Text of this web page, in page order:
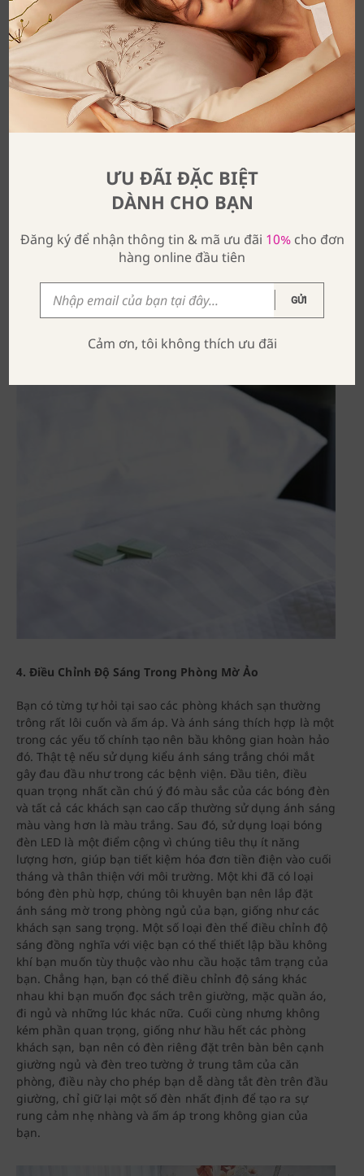
bạn đi ngủ, niềm bất ngờ nhỏ xinh này cho bạn những
giấc mơ ngọt ngào hơn.
4. Điều Chỉnh Độ Sáng Trong Phòng Mờ Ảo
Bạn có từng tự hỏi tại sao các phòng khách sạn thường
trông rất lôi cuốn và ấm áp. Và ánh sáng thích hợp là một
trong các yếu tố chính tạo nên bầu không gian hoàn hảo
đó. Thật tệ nếu sử dụng kiểu ánh sáng trắng chói mắt
gây đau đầu như trong các bệnh viện. Đầu tiên, điều
quan trọng nhất cần chú ý đó màu sắc của các bóng đèn
và tất cả các khách sạn cao cấp thường sử dụng ánh sáng
màu vàng hơn là màu trắng. Sau đó, sử dụng loại bóng
đèn LED là một điểm cộng vì chúng tiêu thụ ít năng
lượng hơn, giúp bạn tiết kiệm hóa đơn tiền điện vào cuối
tháng và thân thiện với môi trường. Một khi đã có loại
bóng đèn phù hợp, chúng tôi khuyên bạn nên lắp đặt
ánh sáng mờ trong phòng ngủ của bạn, giống như các
khách sạn sang trọng. Một số loại đèn thể điều chỉnh độ
sáng đồng nghĩa với việc bạn có thể thiết lập bầu không
khí bạn muốn tùy thuộc vào nhu cầu hoặc tâm trạng của
bạn. Chẳng hạn, bạn có thể điều chỉnh độ sáng khác
nhau khi bạn muốn đọc sách trên giường, mặc quần áo,
đi ngủ và những lúc khác nữa. Cuối cùng nhưng không
kém phần quan trọng, giống như hầu hết các phòng
khách sạn, bạn nên có đèn riêng đặt trên bàn bên cạnh
giường ngủ và đèn treo tường ở trung tâm của căn
phòng, điều này cho phép bạn dễ dàng tắt đèn trên đầu
giường, chỉ giữ lại một số đèn nhất định để tạo ra sự
rung cảm nhẹ nhàng và ấm áp trong không gian của
bạn.
ƯU ĐÃI ĐẶC BIỆT
DÀNH CHO BẠN
Đăng ký để nhận thông tin & mã ưu đãi 10%cho đơn
hàng online đầu tiên
GỬI
Cảm ơn, tôi không thích ưu đãi